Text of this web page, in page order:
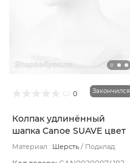
0 Закончился
Колпак удлинённый
шапка Canoe SUAVE цвет
Бежевый пудровый
Материал : Шерсть
Подклад: